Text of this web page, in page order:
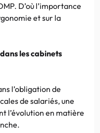
D’où l’importance
et sur la
les cabinets
l’obligation de
de salariés, une
l’évolution en matière